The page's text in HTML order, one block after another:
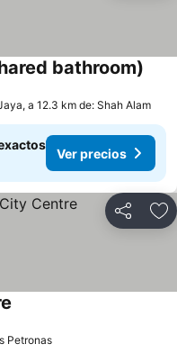
bathroom)
a 12.3 km de: Shah Alam
Ver precios
Compartir
Petronas